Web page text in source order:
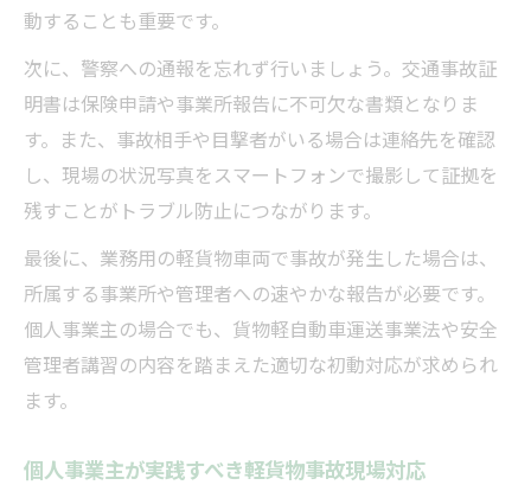
動することも重要です。
次に、警察への通報を忘れず行いましょう。交通事故証
明書は保険申請や事業所報告に不可欠な書類となりま
す。また、事故相手や目撃者がいる場合は連絡先を確認
し、現場の状況写真をスマートフォンで撮影して証拠を
残すことがトラブル防止につながります。
最後に、業務用の軽貨物車両で事故が発生した場合は、
所属する事業所や管理者への速やかな報告が必要です。
個人事業主の場合でも、貨物軽自動車運送事業法や安全
管理者講習の内容を踏まえた適切な初動対応が求められ
ます。
個人事業主が実践すべき軽貨物事故現場対応